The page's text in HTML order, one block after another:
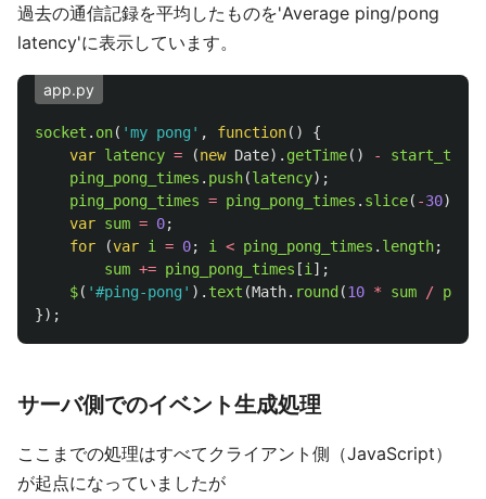
過去の通信記録を平均したものを'Average ping/pong
latency'に表示しています。
app.py
socket . on( 'my pong ' , function()
{
var latency = (new Date). getTime() - start_time
ping_pong_times . push(latency);
ping_pong_times = ping_pong_times . slice( -30);
var sum = 0;
for
(var i = 0; i < ping_pong_times . length;
sum += ping_pong_times [i ];
$( '#ping-pong ' ). text (Math. round (10 * sum /
});
サーバ側でのイベント生成処理
ここまでの処理はすべてクライアント側（JavaScript）
が起点になっていましたが